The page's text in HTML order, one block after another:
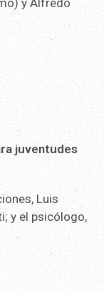
juventudes
Luis
y el psicólogo,